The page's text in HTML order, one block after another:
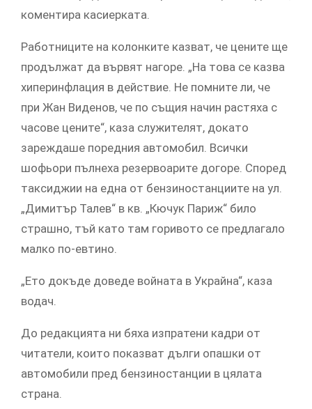
коментира касиерката.
Работниците на колонките казват, че цените ще
продължат да вървят нагоре. „На това се казва
хиперинфлация в действие. Не помните ли, че
при Жан Виденов, че по същия начин растяха с
часове цените“, каза служителят, докато
зареждаше поредния автомобил. Всички
шофьори пълнеха резервоарите догоре. Според
таксиджии на една от бензиностанциите на ул.
„Димитър Талев“ в кв. „Кючук Париж“ било
страшно, тъй като там горивото се предлагало
малко по-евтино.
„Ето докъде доведе войната в Украйна“, каза
водач.
До редакцията ни бяха изпратени кадри от
читатели, които показват дълги опашки от
автомобили пред бензиностанции в цялата
страна.